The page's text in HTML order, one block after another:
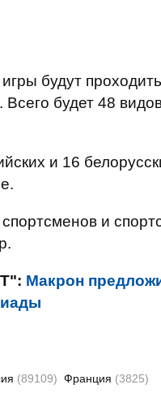
будут
будет 48
и 16
и
Макрон
(89109) Франция (3825)